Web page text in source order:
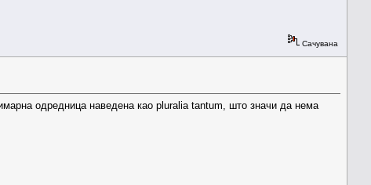
Сачувана
одредница наведена као pluralia tantum, што значи да нема